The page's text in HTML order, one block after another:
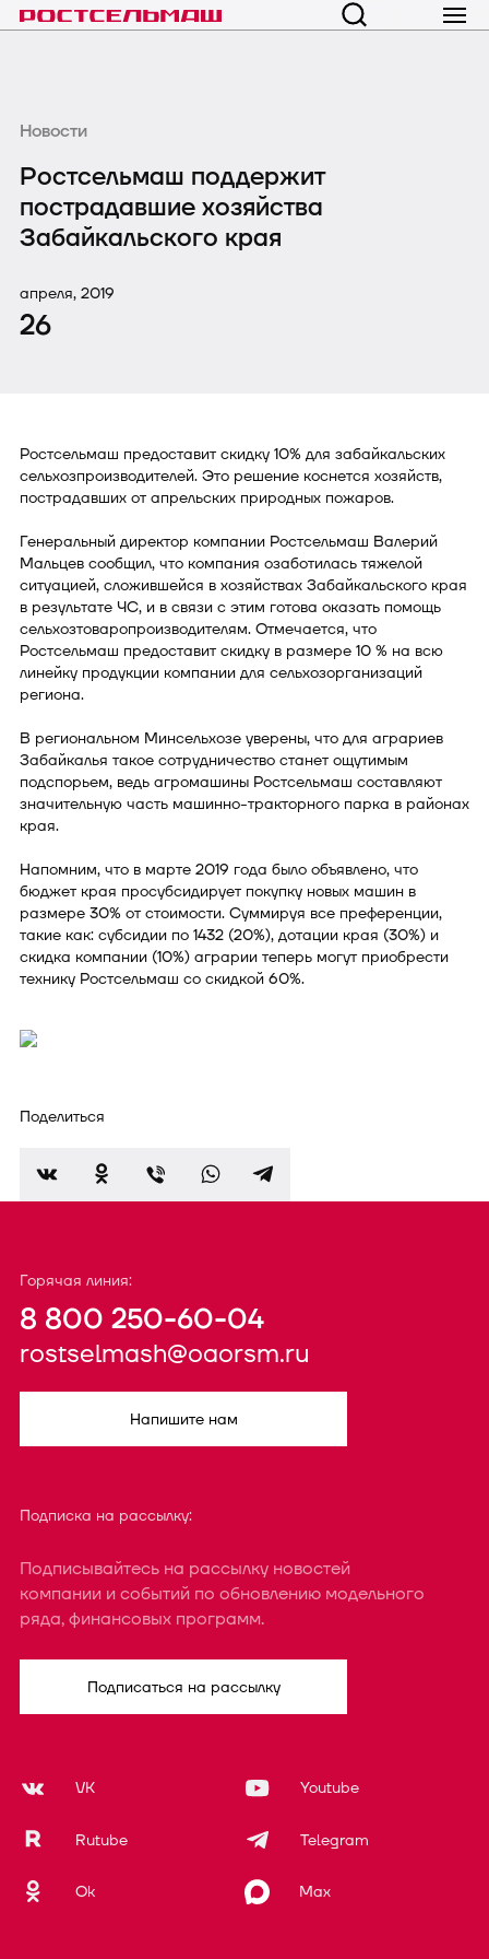
Новости
Ростсельмаш поддержит
пострадавшие хозяйства
Забайкальского края
апреля, 2019
26
Ростсельмаш предоставит скидку 10% для забайкальских
сельхозпроизводителей. Это решение коснется хозяйств,
пострадавших от апрельских природных пожаров.
Генеральный директор компании Ростсельмаш Валерий
Мальцев сообщил, что компания озаботилась тяжелой
ситуацией, сложившейся в хозяйствах Забайкальского края
в результате ЧС, и в связи с этим готова оказать помощь
сельхозтоваропроизводителям. Отмечается, что
Ростсельмаш предоставит скидку в размере 10 % на всю
линейку продукции компании для сельхозорганизаций
региона.
В региональном Минсельхозе уверены, что для аграриев
Забайкалья такое сотрудничество станет ощутимым
подспорьем, ведь агромашины Ростсельмаш составляют
значительную часть машинно-тракторного парка в районах
края.
Напомним, что в марте 2019 года было объявлено, что
бюджет края просубсидирует покупку новых машин в
размере 30% от стоимости. Суммируя все преференции,
такие как: субсидии по 1432 (20%), дотации края (30%) и
скидка компании (10%) аграрии теперь могут приобрести
технику Ростсельмаш со скидкой 60%.
Поделиться
Горячая линия:
8 800 250-60-04
rostselmash@oaorsm.ru
Напишите нам
Подписка на рассылку:
Подписывайтесь на рассылку новостей
компании и событий по обновлению модельного
ряда, финансовых программ.
Подписаться на рассылку
VK Youtube
Rutube Telegram
Ok Max